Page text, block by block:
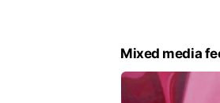
Mixed media